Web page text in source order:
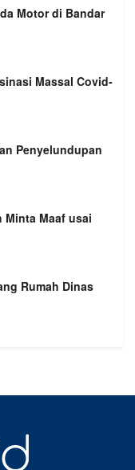
Motor di Bandar
Massal Covid-
Penyelundupan
Minta Maaf usai
Rumah Dinas